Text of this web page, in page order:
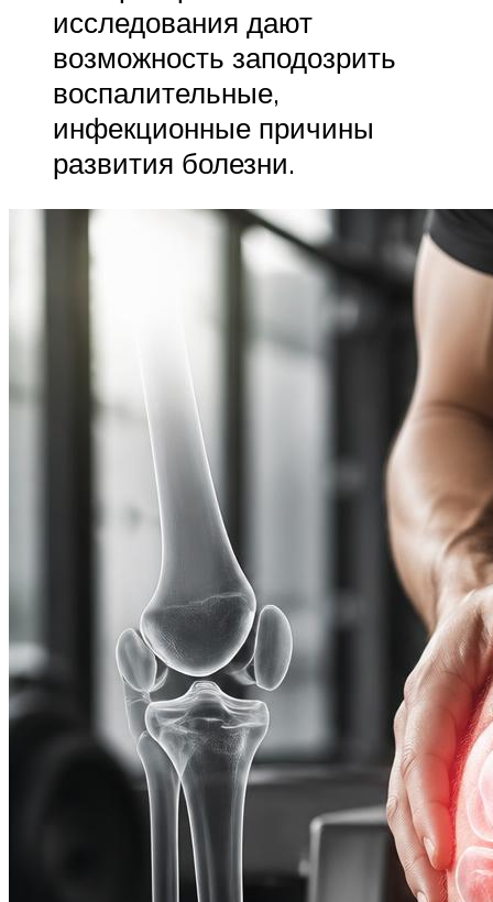
исследования дают
возможность заподозрить
воспалительные,
инфекционные причины
развития болезни.